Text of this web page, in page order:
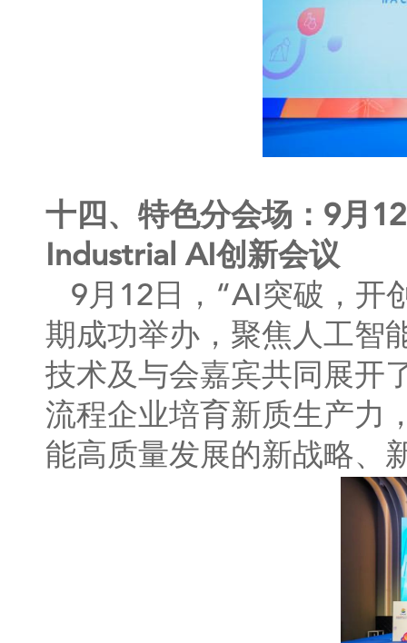
十四、特色分会场：9月
Industrial AI创新会议
9月12日，“AI突破，开
期成功举办，聚焦人工智
技术及与会嘉宾共同展开
流程企业培育新质生产力
能高质量发展的新战略、